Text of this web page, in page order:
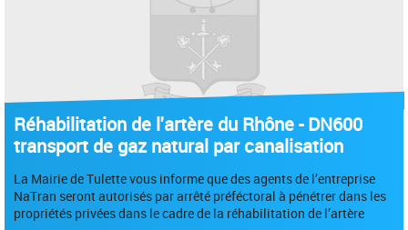
Réhabilitation de l'artère du Rhône - DN600
transport de gaz natural par canalisation
La Mairie de Tulette vous informe que des agents de l’entreprise
NaTran seront autorisés par arrêté préféctoral à pénétrer dans les
propriétés privées dans le cadre de la réhabilitation de l’artère